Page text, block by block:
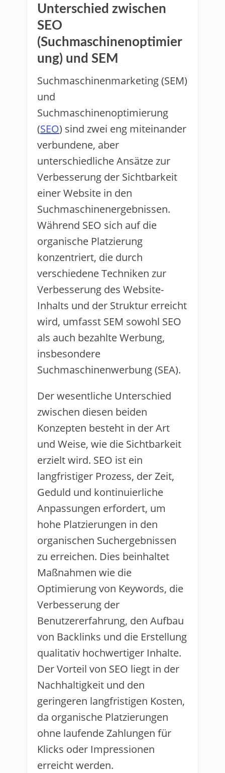
Unterschied zwischen
SEO
(Suchmaschinenoptimier
ung) und SEM
Suchmaschinenmarketing (SEM)
und
Suchmaschinenoptimierung
(SEO) sind zwei eng miteinander
verbundene, aber
unterschiedliche Ansätze zur
Verbesserung der Sichtbarkeit
einer Website in den
Suchmaschinenergebnissen.
Während SEO sich auf die
organische Platzierung
konzentriert, die durch
verschiedene Techniken zur
Verbesserung des Website-
Inhalts und der Struktur erreicht
wird, umfasst SEM sowohl SEO
als auch bezahlte Werbung,
insbesondere
Suchmaschinenwerbung (SEA).
Der wesentliche Unterschied
zwischen diesen beiden
Konzepten besteht in der Art
und Weise, wie die Sichtbarkeit
erzielt wird. SEO ist ein
langfristiger Prozess, der Zeit,
Geduld und kontinuierliche
Anpassungen erfordert, um
hohe Platzierungen in den
organischen Suchergebnissen
zu erreichen. Dies beinhaltet
Maßnahmen wie die
Optimierung von Keywords, die
Verbesserung der
Benutzererfahrung, den Aufbau
von Backlinks und die Erstellung
qualitativ hochwertiger Inhalte.
Der Vorteil von SEO liegt in der
Nachhaltigkeit und den
geringeren langfristigen Kosten,
da organische Platzierungen
ohne laufende Zahlungen für
Klicks oder Impressionen
erreicht werden.